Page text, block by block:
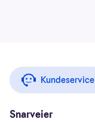
Kundeservice
Snarveier